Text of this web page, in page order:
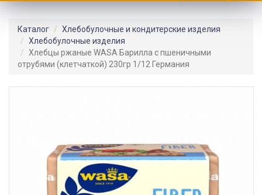
Каталог
Хлебобулочные и кондитерские изделия
Хлебобулочные изделия
Хлебцы ржаные WASA Барилла с пшеничными
отрубями (клетчаткой) 230гр 1/12 Германия